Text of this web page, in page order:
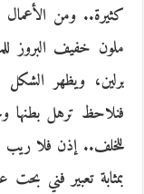
كثيرة.. ومن الأعمال
ملون خفيف البروز
برلين، ويظهر الشكل
فنلاحظ ترهل بطنها
للخلف.. إذن فلا ريب
بمثابة تعبير فني